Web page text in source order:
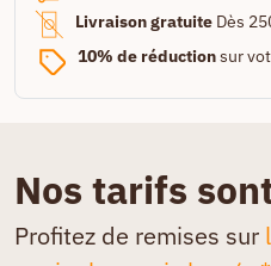
Livraison gratuite Dès
10% de réductionsur
Nos tarifs
Profitez de remises sur